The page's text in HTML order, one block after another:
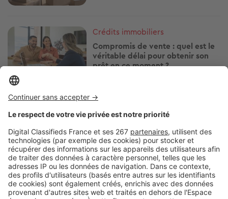
Image
Crédits immobiliers
Compromis de vente : quel est le
véritable délai pour obtenir son
prêt en ce moment ?
Image
Taux d’endettement trop élevé ?
Les leviers qui peuvent débloquer
votre projet immobilier
Image
Crédits immobiliers
Rachat de crédit immobilier après